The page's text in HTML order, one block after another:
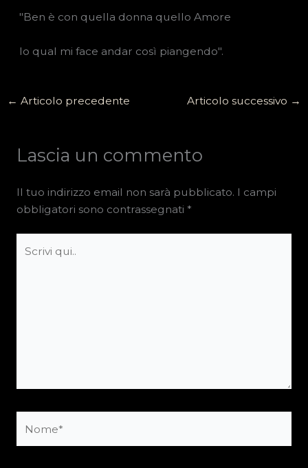
"Ben è con quella donna quello Amore
lo qual mi face andar così piangendo".
← Articolo precedente Articolo successivo →
Lascia un commento
Il tuo indirizzo email non sarà pubblicato. I campi
obbligatori sono contrassegnati *
qui..